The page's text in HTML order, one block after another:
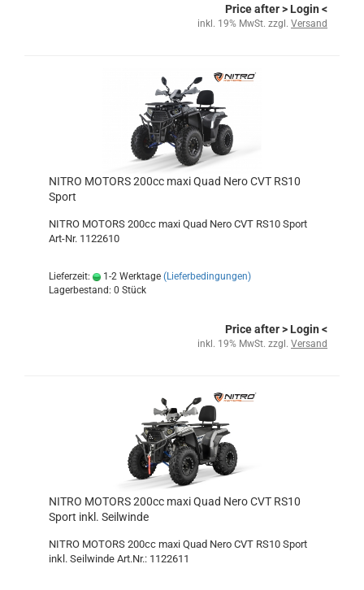
Price after> Login <
inkl. 19% MwSt. zzgl. Versand
NITRO MOTORS 200cc maxi Quad Nero CVT RS10
Sport
NITRO MOTORS 200cc maxi Quad Nero CVT RS10 Sport
Art-Nr. 1122610
Lieferzeit: 1-2 Werktage (Lieferbedingungen)
Lagerbestand: 0 Stück
Price after> Login <
inkl. 19% MwSt. zzgl. Versand
NITRO MOTORS 200cc maxi Quad Nero CVT RS10
Sport inkl. Seilwinde
NITRO MOTORS 200cc maxi Quad Nero CVT RS10 Sport
inkl. Seilwinde Art.Nr.: 1122611